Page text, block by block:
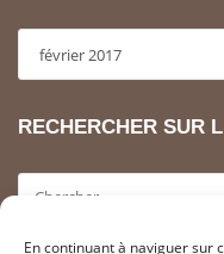
En continuant à naviguer sur
RECHERCHER SUR